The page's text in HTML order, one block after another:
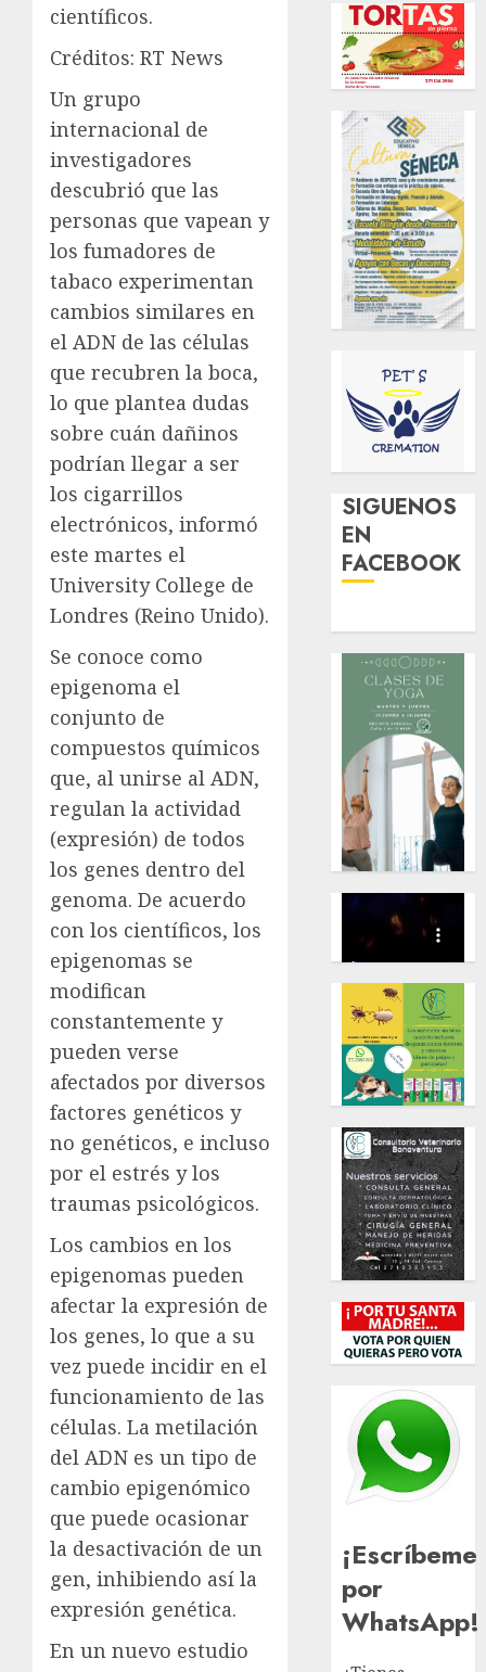
científicos.
Créditos: RT News
Un grupo
internacional de
investigadores
descubrió que las
personas que vapean y
los fumadores de
tabaco experimentan
cambios similares en
el ADN de las células
que recubren la boca,
lo que plantea dudas
sobre cuán dañinos
podrían llegar a ser
los cigarrillos
electrónicos, informó
este martes el
University College de
Londres (Reino Unido).
Se conoce como
epigenoma el
conjunto de
compuestos químicos
que, al unirse al ADN,
regulan la actividad
(expresión) de todos
los genes dentro del
genoma. De acuerdo
con los científicos, los
epigenomas se
modifican
constantemente y
pueden verse
afectados por diversos
factores genéticos y
no genéticos, e incluso
por el estrés y los
traumas psicológicos.
Los cambios en los
epigenomas pueden
afectar la expresión de
los genes, lo que a su
vez puede incidir en el
funcionamiento de las
células. La metilación
del ADN es un tipo de
cambio epigenómico
que puede ocasionar
la desactivación de un
gen, inhibiendo así la
expresión genética.
En un nuevo estudio
SIGUENOS
EN
FACEBOOK
¡Escríbeme
por
WhatsApp!